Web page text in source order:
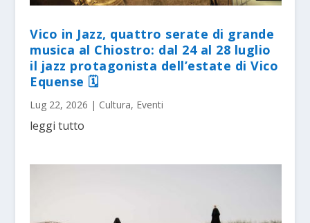
Vico in Jazz, quattro serate di grande
musica al Chiostro: dal 24 al 28 luglio
il jazz protagonista dell’estate di Vico
Equense 🗓
Lug 22, 2026 | Cultura, Eventi
leggi tutto